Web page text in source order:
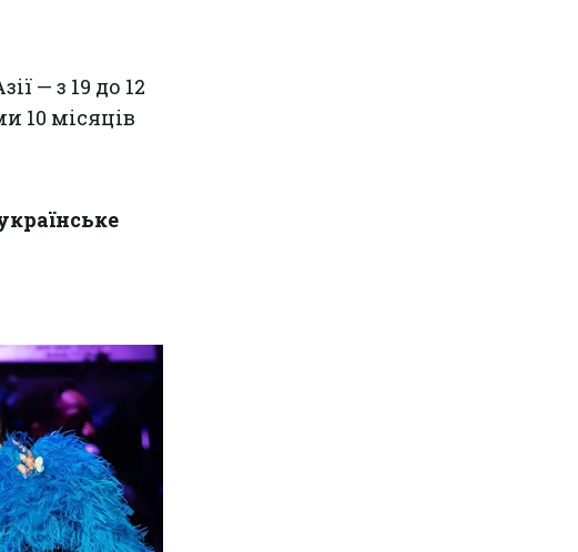
— з 19 до 12
10 місяців